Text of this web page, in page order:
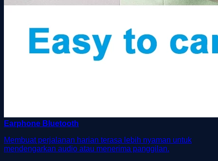
Earphone Bluetooth
Membuat perjalanan harian terasa lebih nyaman untuk
mendengarkan audio atau menerima panggilan.